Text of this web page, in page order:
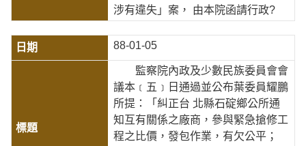
涉有違失」案， 由本院函請行政?
88-01-05
監察院內政及少數民族委員會會
議本﹝五﹞日通過並公布葉委員耀鵬
所提：「糾正台 北縣石碇鄉公所通
知互有關係之廠商，參與緊急搶修工
程之比價，發包作業，有欠公平；